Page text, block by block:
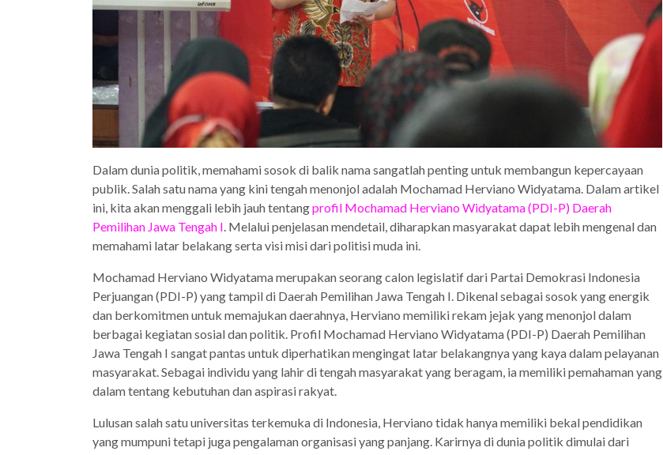
Dalam dunia politik, memahami sosok di balik nama sangatlah penting untuk membangun kepercayaan
publik. Salah satu nama yang kini tengah menonjol adalah Mochamad Herviano Widyatama. Dalam artikel
ini, kita akan menggali lebih jauh tentangprofil Mochamad Herviano Widyatama (PDI-P) Daerah
Pemilihan Jawa Tengah I. Melalui penjelasan mendetail, diharapkan masyarakat dapat lebih mengenal dan
memahami latar belakang serta visi misi dari politisi muda ini.
Mochamad Herviano Widyatama merupakan seorang calon legislatif dari Partai Demokrasi Indonesia
Perjuangan (PDI-P) yang tampil di Daerah Pemilihan Jawa Tengah I. Dikenal sebagai sosok yang energik
dan berkomitmen untuk memajukan daerahnya, Herviano memiliki rekam jejak yang menonjol dalam
berbagai kegiatan sosial dan politik. Profil Mochamad Herviano Widyatama (PDI-P) Daerah Pemilihan
Jawa Tengah I sangat pantas untuk diperhatikan mengingat latar belakangnya yang kaya dalam pelayanan
masyarakat. Sebagai individu yang lahir di tengah masyarakat yang beragam, ia memiliki pemahaman yang
dalam tentang kebutuhan dan aspirasi rakyat.
Lulusan salah satu universitas terkemuka di Indonesia, Herviano tidak hanya memiliki bekal pendidikan
yang mumpuni tetapi juga pengalaman organisasi yang panjang. Karirnya di dunia politik dimulai dari